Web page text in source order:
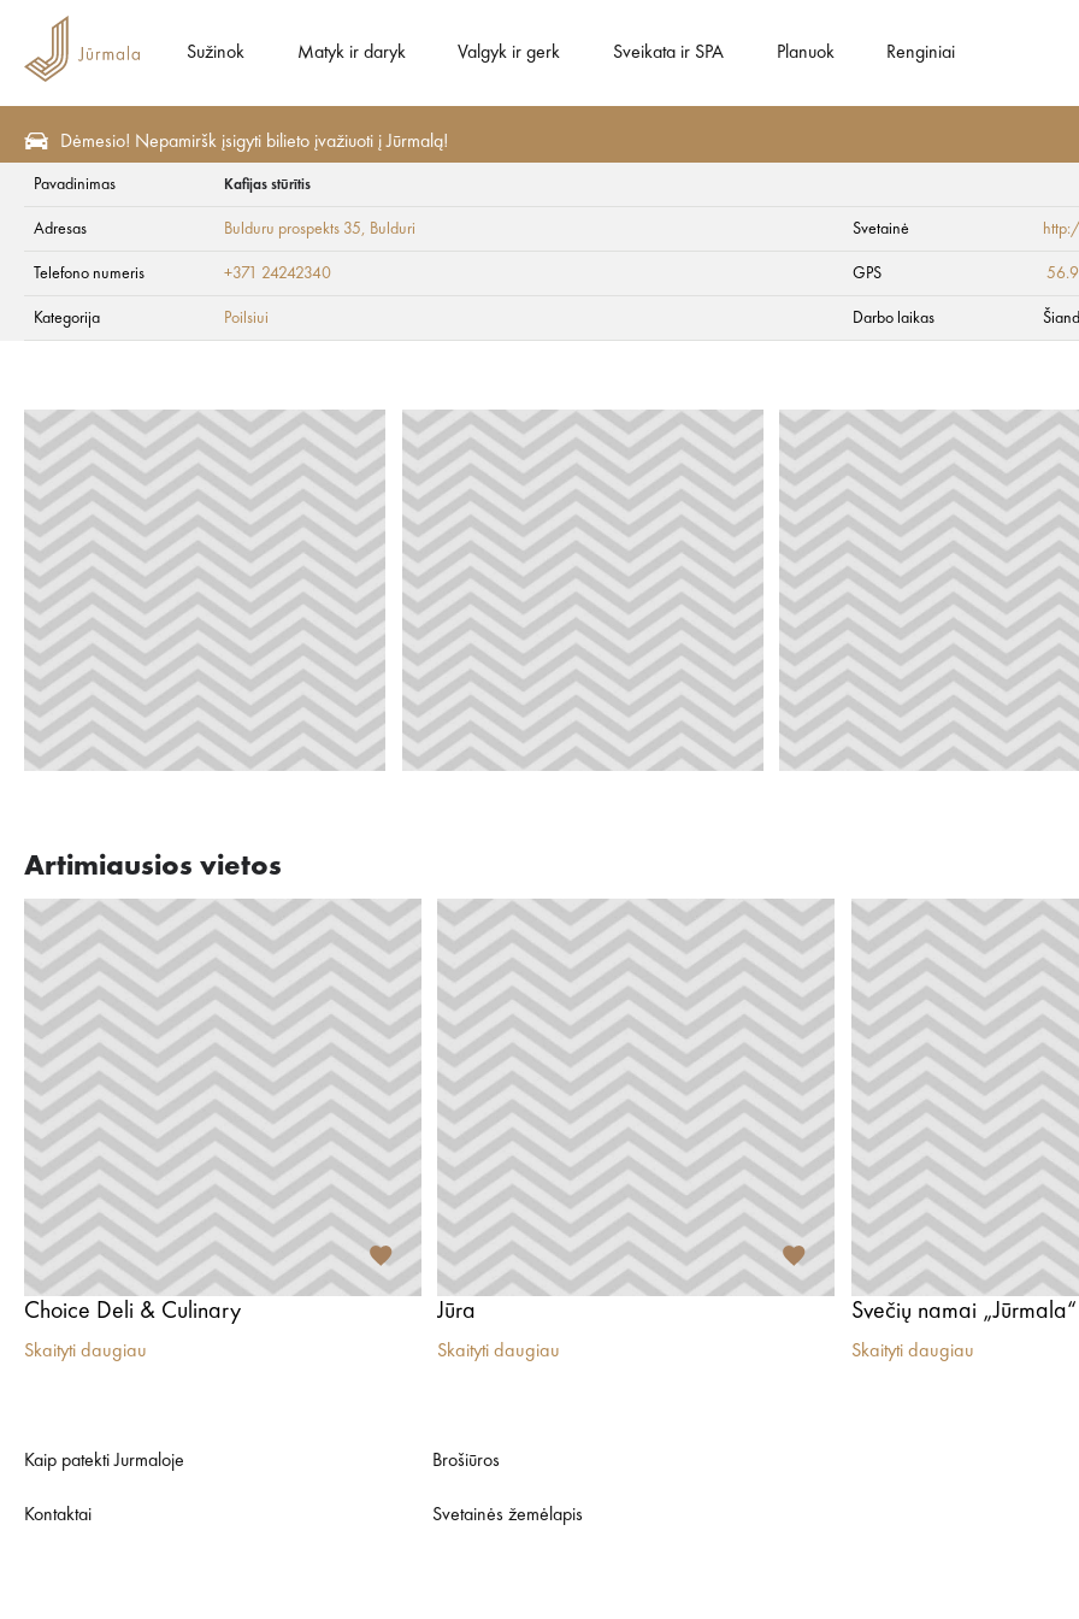
Sužinok Matyk ir daryk Valgyk ir gerk Sveikata ir SPA Planuok Renginiai
Dėmesio! Nepamiršk įsigyti bilieto įvažiuoti į Jūrmalą!
Kafijas stūrītis
Pavadinimas Kafijas stūrītis
Adresas Bulduru prospekts 35, Bulduri Svetainė
Telefono numeris +371 24242340 GPS
Kategorija Poilsiui Darbo laikas
Artimiausios vietos
Choice Deli & Culinary
Skaityti daugiau
Jūra
Skaityti daugiau
Svečių namai „Jūrmala“
Skaityti daugiau
Kaip patekti Jurmaloje
Kontaktai
Brošiūros
Svetainės žemėlapis